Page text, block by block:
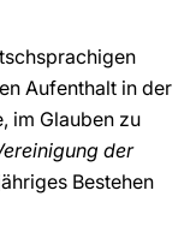
Aufenthalt in der
im Glauben zu
der
Bestehen